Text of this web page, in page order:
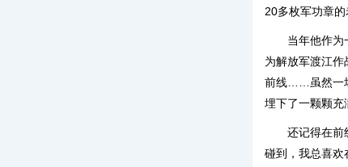
20多枚军功章的
当年他作为
为解放军渡江
前线……虽然一
埋下了一颗颗充
还记得在前
碰到，我总喜欢